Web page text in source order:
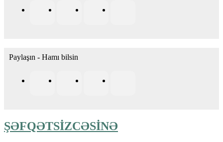
Paylaşın - Hamı bilsin
ŞƏFQƏTSİZCƏSİNƏ